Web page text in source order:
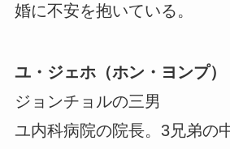
婚に不安を抱いている。
ユ・ジェホ（ホン・ヨンプ）
ジョンチョルの三男
ユ内科病院の院長。3兄弟の